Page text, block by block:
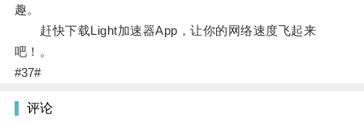
趣。
赶快下载Light加速器App，让你的网络速度飞起来
吧！。
#37#
评论